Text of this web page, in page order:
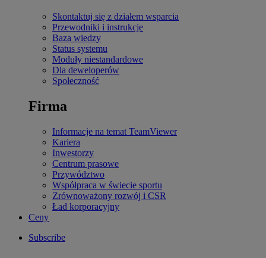
Skontaktuj się z działem wsparcia
Przewodniki i instrukcje
Baza wiedzy
Status systemu
Moduły niestandardowe
Dla deweloperów
Społeczność
Firma
Informacje na temat TeamViewer
Kariera
Inwestorzy
Centrum prasowe
Przywództwo
Współpraca w świecie sportu
Zrównoważony rozwój i CSR
Ład korporacyjny
Ceny
Subscribe